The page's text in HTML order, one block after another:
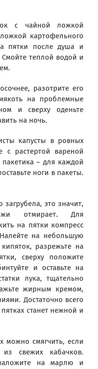
с чайной ложкой
картофельного
пятки после душа и
теплой водой и
разотрите его
на проблемные
и сверху оденьте
на ночь.
капусты в ровных
с растертой вареной
– для каждой
ноги в пакеты.
это значит,
отмирает. Для
на пятки компресс
на небольшую
разрежьте на
сверху положите
и оставьте на
лука, тщательно
жирным кремом,
Достаточно всего
станет нежной и
можно смягчить, если
свежих кабачков.
на марлю и